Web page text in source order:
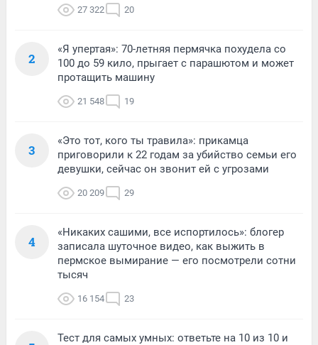
27 322 20
2
«Я упертая»: 70-летняя пермячка похудела со
100 до 59 кило, прыгает с парашютом и может
протащить машину
21 548 19
3
«Это тот, кого ты травила»: прикамца
приговорили к 22 годам за убийство семьи его
девушки, сейчас он звонит ей с угрозами
20 209 29
4
«Никаких сашими, все испортилось»: блогер
записала шуточное видео, как выжить в
пермское вымирание — его посмотрели сотни
тысяч
16 154 23
Тест для самых умных: ответьте на 10 из 10 и